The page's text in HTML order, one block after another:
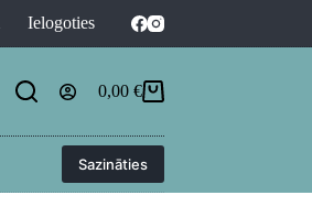
Ielogoties
Shopping
0,00 €
Sazināties